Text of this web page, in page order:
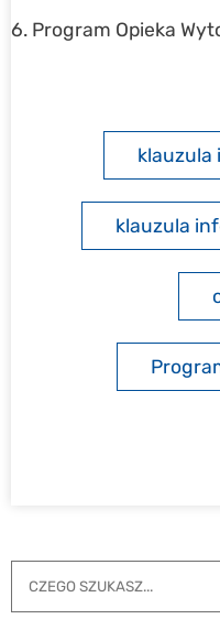
6. Program Opieka
klauzula
klauzula